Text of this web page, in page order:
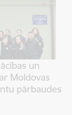
un
Moldovas
pārbaudes